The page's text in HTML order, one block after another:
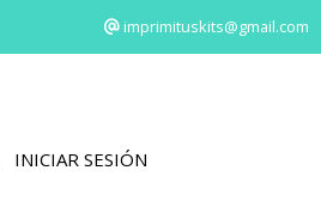
imprimituskits@gmail.com
INICIAR SESIÓN